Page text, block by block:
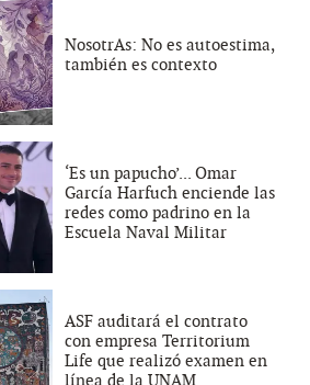
NosotrAs: No es autoestima,
también es contexto
‘Es un papucho’... Omar
García Harfuch enciende las
redes como padrino en la
Escuela Naval Militar
ASF auditará el contrato
con empresa Territorium
Life que realizó examen en
línea de la UNAM